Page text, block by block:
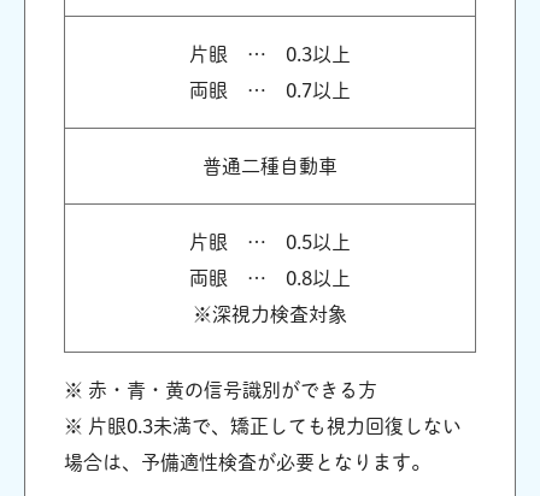
片眼 … 0.3以上
両眼 … 0.7以上
普通二種自動車
片眼 … 0.5以上
両眼 … 0.8以上
※深視力検査対象
※ 赤・青・黄の信号識別ができる方
※ 片眼0.3未満で、矯正しても視力回復しない
場合は、予備適性検査が必要となります。